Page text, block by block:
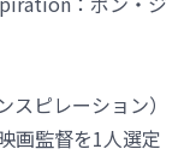
ピレーション）
画監督を1人選定